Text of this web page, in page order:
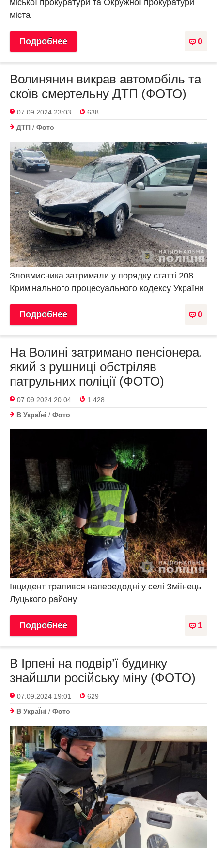
міської прокуратури та Окружної прокуратури
міста
0
Подробнее
Волинянин викрав автомобіль та
скоїв смертельну ДТП (ФОТО)
07.09.2024 23:03
638
ДТП / Фото
Зловмисника затримали у порядку статті 208
Кримінального процесуального кодексу України
0
Подробнее
На Волині затримано пенсіонера,
який з рушниці обстріляв
патрульних поліції (ФОТО)
07.09.2024 20:04
1 428
В УкраЇнi / Фото
Інцидент трапився напередодні у селі Зміїнець
Луцького району
1
Подробнее
В Ірпені на подвір’ї будинку
знайшли російську міну (ФОТО)
07.09.2024 19:01
629
В УкраЇнi / Фото